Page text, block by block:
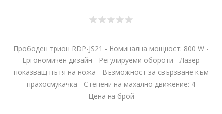
Прободен трион RDP-JS21 - Номинална мощност: 800 W -
Ергономичен дизайн - Регулируеми обороти - Лазер
показващ пътя на ножа - Възможност за свързване към
прахосмукачка - Степени на махално движение: 4
Цена на брой